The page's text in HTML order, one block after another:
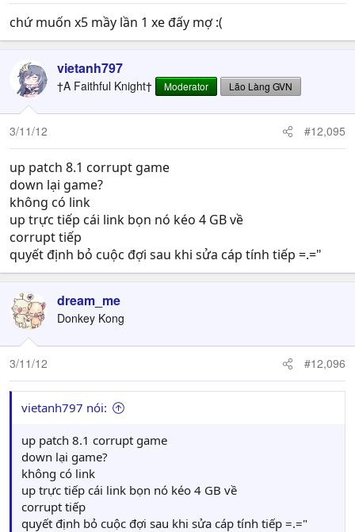
chứ muốn x5 mầy lần 1 xe đấy mợ :(
vietanh797
†A Faithful Knight† Moderator Lão Làng GVN
3/11/12 #12,095
up patch 8.1 corrupt game
down lại game?
không có link
up trực tiếp cái link bọn nó kéo 4 GB về
corrupt tiếp
quyết định bỏ cuộc đợi sau khi sửa cáp tính tiếp =.="
dream_me
Donkey Kong
3/11/12 #12,096
vietanh797 nói:
up patch 8.1 corrupt game
down lại game?
không có link
up trực tiếp cái link bọn nó kéo 4 GB về
corrupt tiếp
quyết định bỏ cuộc đợi sau khi sửa cáp tính tiếp =.="